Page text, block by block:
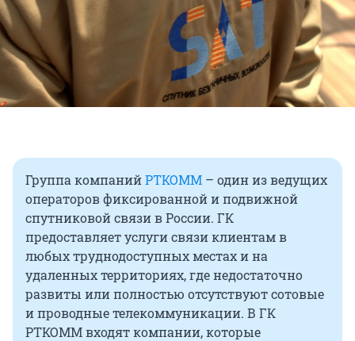
Группа компанийРТКОММ – один из ведущих
операторов фиксированной и подвижной
спутниковой связи в России. ГК
предоставляет услуги связи клиентам в
любых труднодоступных местах и на
удаленных территориях, где недостаточно
развиты или полностью отсутствуют сотовые
и проводные телекоммуникации. В ГК
РТКОММ входят компании, которые